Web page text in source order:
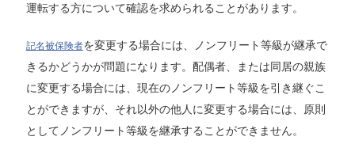
運転する方について確認を求められることがあります。
記名被保険者を変更する場合には、ノンフリート等級が継承で
きるかどうかが問題になります。配偶者、または同居の親族
に変更する場合には、現在のノンフリート等級を引き継ぐこ
とができますが、それ以外の他人に変更する場合には、原則
としてノンフリート等級を継承することができません。